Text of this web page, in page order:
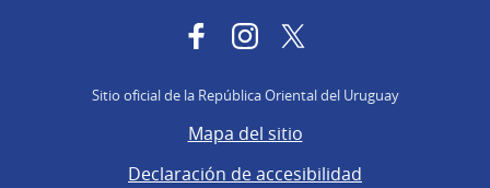
FacebookInstagram
Sitio oficial de la República Oriental del Uruguay
Mapa del sitio
Declaración de accesibilidad